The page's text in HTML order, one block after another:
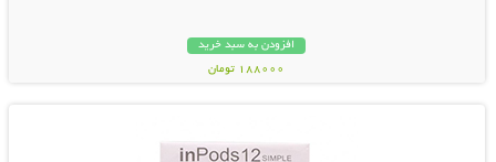
افزودن به سبد خرید
188000 تومان
نمایش توضیحات بیشتر